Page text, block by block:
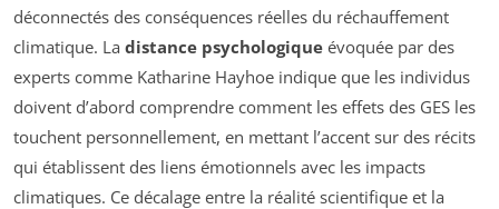
déconnectés des conséquences réelles du réchauffement
climatique. La distance psychologique évoquée par des
experts comme Katharine Hayhoe indique que les individus
doivent d’abord comprendre comment les effets des GES les
touchent personnellement, en mettant l’accent sur des récits
qui établissent des liens émotionnels avec les impacts
climatiques. Ce décalage entre la réalité scientifique et la